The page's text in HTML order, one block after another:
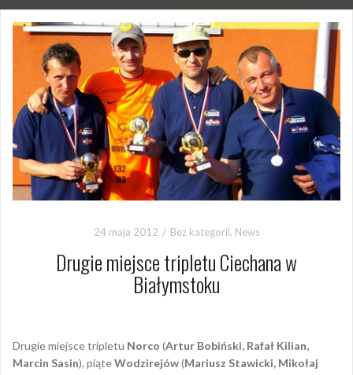
24 maja 2012 Bez kategorii, News
Drugie miejsce tripletu Ciechana w
Białymstoku
Drugie miejsce tripletu Norco (Artur Bobiński, Rafał Kilian,
Marcin Sasin), piąteWodzirejów(Mariusz Stawicki, Mikołaj